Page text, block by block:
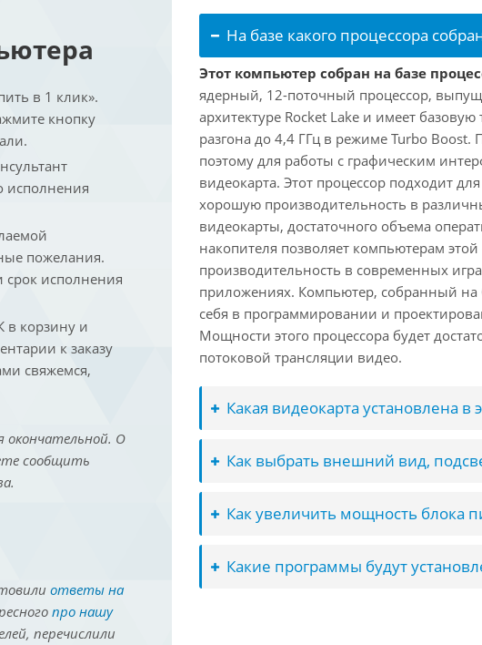
в 1 клик».
кнопку
исполнения
пожелания.
срок исполнения
в корзину и
к заказу
свяжемся,
окончательной. О
сообщить
ответы на
про нашу
перечислили
На базе какого процессора
Этот компьютер собран на базе
ядерный, 12-поточный процессор,
архитектуре Rocket Lake и имеет
разгона до 4,4 ГГц в режиме Turbo
поэтому для работы с графическим
видеокарта. Этот процессор подходит
хорошую производительность в
видеокарты, достаточного объема
накопителя позволяет компьютерам
производительность в современных
приложениях. Компьютер, собранный на
себя в программировании и
Мощности этого процессора будет
потоковой трансляции видео.
Какая видеокарта установлена
Как выбрать внешний вид,
Как увеличить мощность блока
Какие программы будут